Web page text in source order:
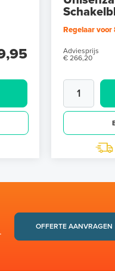
Regelaar voor
Adviesprijs
€ 266,20
OFFERTE AANVRAGEN